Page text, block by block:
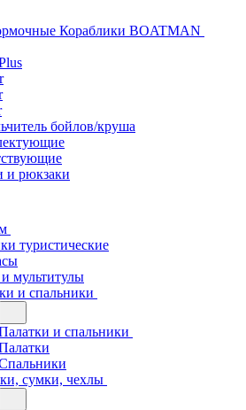
Кораблики BOATMAN
бойлов/круша
и рюкзаки
туристические
мультитулы
и спальники
и спальники
сумки, чехлы